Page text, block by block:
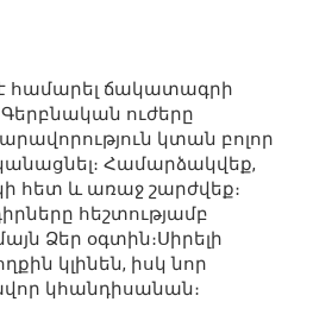
է համարել ճակատագրի
ուժերը
կտան բոլոր
Համարձակվեք,
հետ և առաջ շարժվեք։
հեշտությամբ
Ձեր օգտին։Սիրելի
կլինեն, իսկ նոր
կհանդիսանան։